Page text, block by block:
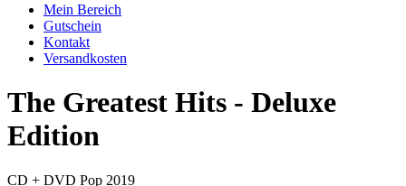
Mein Bereich
Gutschein
Kontakt
Versandkosten
The Greatest Hits - Deluxe
Edition
CD + DVD Pop 2019